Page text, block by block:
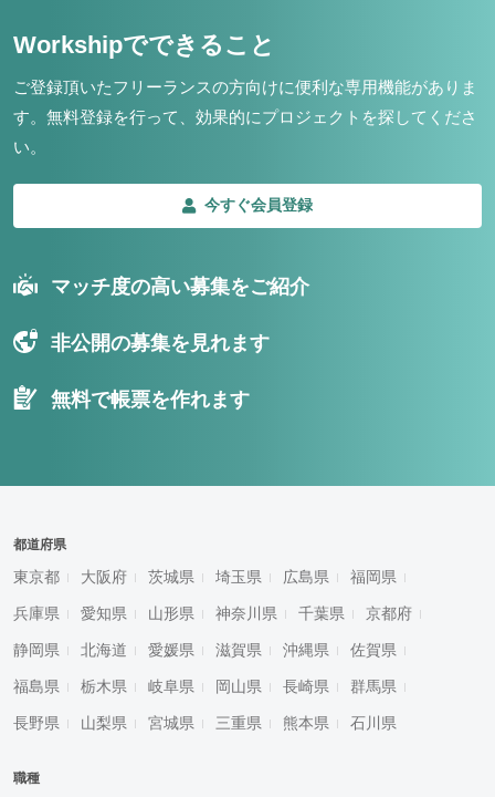
Workshipでできること
ご登録頂いたフリーランスの方向けに便利な専用機能がありま
す。 無料登録を行って、効果的にプロジェクトを探してくださ
い。
今すぐ会員登録
マッチ度の高い募集をご紹介
非公開の募集を見れます
無料で帳票を作れます
都道府県
東京都 大阪府 茨城県 埼玉県 広島県 福岡県
兵庫県 愛知県 山形県 神奈川県 千葉県 京都府
静岡県 北海道 愛媛県 滋賀県 沖縄県 佐賀県
福島県 栃木県 岐阜県 岡山県 長崎県 群馬県
長野県 山梨県 宮城県 三重県 熊本県 石川県
職種